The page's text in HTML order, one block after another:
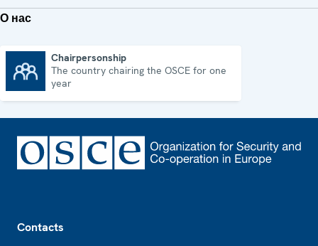
О нас
Chairpersonship
The country chairing the OSCE for one
year
Contacts